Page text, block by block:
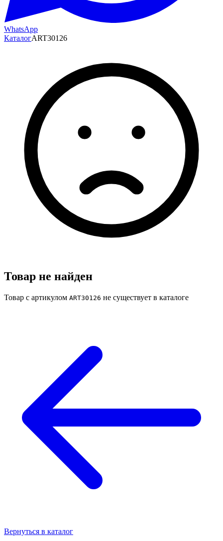
WhatsApp
КаталогART30126
Товар не найден
Товар с артикулом ART30126 не существует в каталоге
Вернуться в каталог